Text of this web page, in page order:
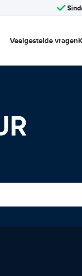
Veelgestelde vragen